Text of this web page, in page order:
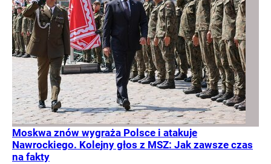
Moskwa znów wygraża Polsce i atakuje
Nawrockiego. Kolejny głos z MSZ: Jak zawsze czas
na fakty